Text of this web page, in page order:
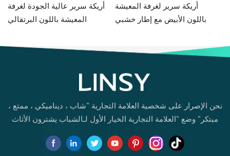
أريكة سرير عالية الجودة لغرفة
المعيشة باللون البرتقالي
أريكة سرير لغرفة المعيشة
باللون الأبيض مع إطار خشبي
نحن الإصرار على شخصية العلامة التجارية "شاب ، ديناميكي ، ممتع ،
مبتكر" وضع "العلامة التجارية الخيار الأول لـالشباب يشترون الأثاث